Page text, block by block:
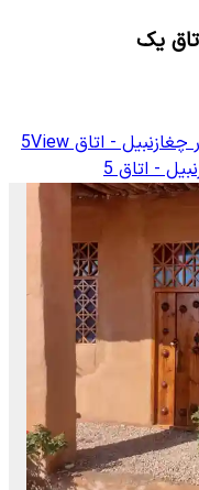
یک
چغازنبیل - اتاق 5View
- اتاق 5